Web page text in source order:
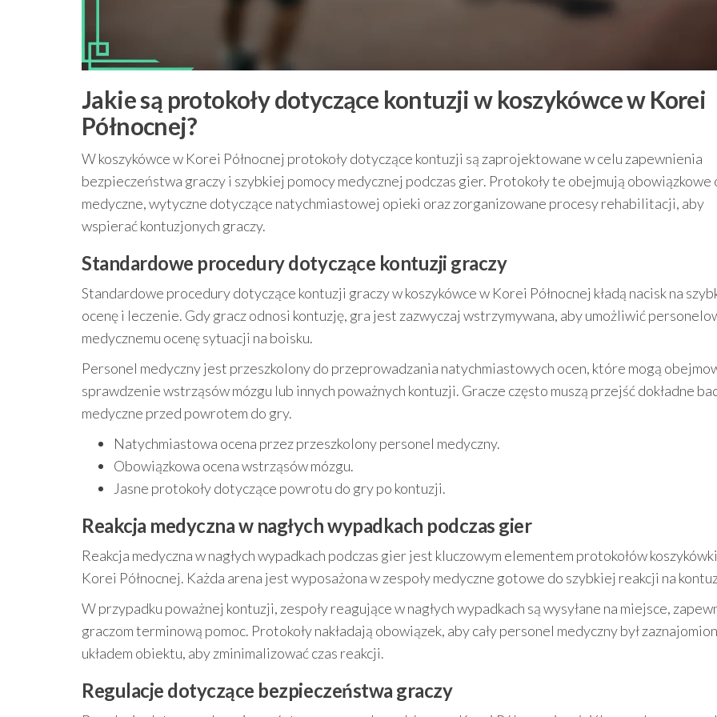
Jakie są protokoły dotyczące kontuzji w koszykówce w Korei
Północnej?
W koszykówce w Korei Północnej protokoły dotyczące kontuzji są zaprojektowane w celu zapewnienia
bezpieczeństwa graczy i szybkiej pomocy medycznej podczas gier. Protokoły te obejmują obowiązkowe
medyczne, wytyczne dotyczące natychmiastowej opieki oraz zorganizowane procesy rehabilitacji, aby
wspierać kontuzjonych graczy.
Standardowe procedury dotyczące kontuzji graczy
Standardowe procedury dotyczące kontuzji graczy w koszykówce w Korei Północnej kładą nacisk na
ocenę i leczenie. Gdy gracz odnosi kontuzję, gra jest zazwyczaj wstrzymywana, aby umożliwić
medycznemu ocenę sytuacji na boisku.
Personel medyczny jest przeszkolony do przeprowadzania natychmiastowych ocen, które mogą
sprawdzenie wstrząsów mózgu lub innych poważnych kontuzji. Gracze często muszą przejść dokładne
medyczne przed powrotem do gry.
Natychmiastowa ocena przez przeszkolony personel medyczny.
Obowiązkowa ocena wstrząsów mózgu.
Jasne protokoły dotyczące powrotu do gry po kontuzji.
Reakcja medyczna w nagłych wypadkach podczas gier
Reakcja medyczna w nagłych wypadkach podczas gier jest kluczowym elementem protokołów
Korei Północnej. Każda arena jest wyposażona w zespoły medyczne gotowe do szybkiej reakcji na
W przypadku poważnej kontuzji, zespoły reagujące w nagłych wypadkach są wysyłane na miejsce,
graczom terminową pomoc. Protokoły nakładają obowiązek, aby cały personel medyczny był
układem obiektu, aby zminimalizować czas reakcji.
Regulacje dotyczące bezpieczeństwa graczy